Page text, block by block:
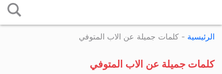
إلى
المحتوى
الرئيسية - كلمات جميلة عن الاب المتوفي
كلمات جميلة عن الاب المتوفي